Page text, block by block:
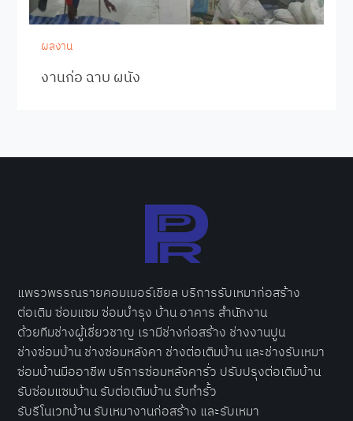
ผลงาน
งานก่อ ฉาบ ผนัง
แพรวพรรณรายคอมเมอร์เชียล บริการรับเหมาก่อสร้าง
ต่อเติม ซ่อมแซม ซ่อมบำรุง บ้าน อาคาร สำนักงาน
ด้วยทีมช่างผู้เชี่ยวชาญ เรามีช่างก่อสร้าง ช่างงานปูน
ช่างซ่อมบ้าน ช่างซ่อมหลังคา ช่างต่อเติมบ้าน และช่างรับเหมา
ซ่อมบ้านมืออาชีพ บริการซ่อมหลังคารั่ว ปรับปรุงต่อเติมบ้าน
รับซ่อมแซมบ้าน รับต่อเติมบ้าน รับทำรั้ว
รับรีโนเวทบ้าน รับเหมางานก่อสร้าง และรับเหมา